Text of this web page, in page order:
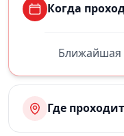
Когда
Ближайшая
Где